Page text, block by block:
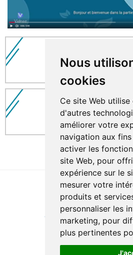
Nous
cookies
Ce site Web
d'autres
améliorer votre
navigation aux
activer les
site Web, pour
expérience sur le
mesurer votre
produits et
personnaliser les
marketing, pour
plus pertinentes
HABITUDES
Last update : 30 July
Accessibility Site map
Website